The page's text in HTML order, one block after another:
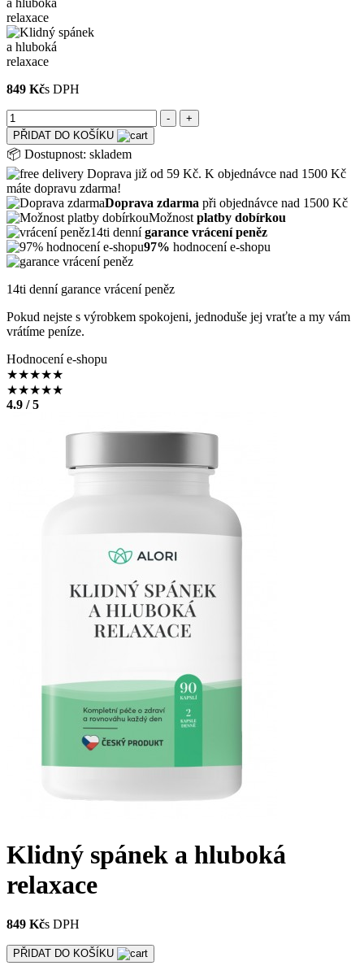
849 Kčs DPH
PŘIDAT DO KOŠÍKU
📦 Dostupnost: skladem
Doprava již od 59 Kč. K objednávce nad 1500 Kč
máte dopravu zdarma!
Doprava zdarma při objednávce nad 1500 Kč
Možnost platby dobírkou
14ti dennígarance vrácení peněz
97% hodnocení e-shopu
14ti denní garance vrácení peněz
Pokud nejste s výrobkem spokojeni, jednoduše jej vraťte a my vám
vrátíme peníze.
Hodnocení e-shopu
★★★★★
★★★★★
4.9 / 5
Klidný spánek a hluboká
relaxace
849 Kčs DPH
PŘIDAT DO KOŠÍKU